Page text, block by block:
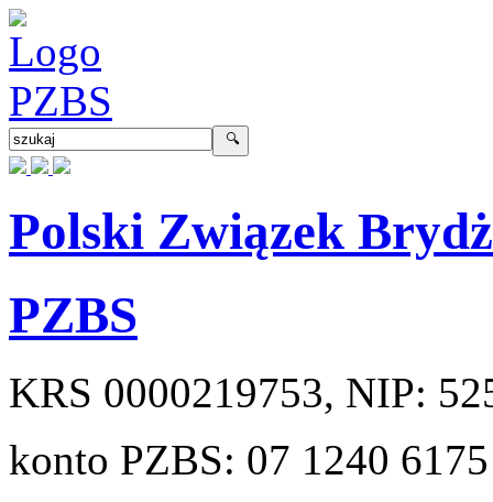
Polski Związek
PZBS
KRS 0000219753, NIP:
konto PZBS: 07 1240